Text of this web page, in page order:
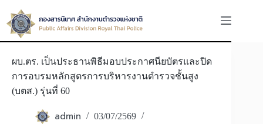
to
content
ผบ.ตร. เป็นประธานพิธีมอบประกาศนียบัตรและปิด
การอบรมหลักสูตรการบริหารงานตำรวจชั้นสูง
(บตส.) รุ่นที่ 60
admin 03/07/2569